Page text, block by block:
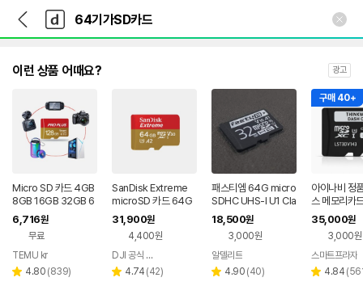
다
나
와
가
다
와
인
이런 상품 어때요? 광고
Micro SD 카드 4GB
8GB 16GB 32GB 6
4GB 128GB 256G
B U3 SDXC 스마트폰
SD 어댑터 미니 플래
시 드라이브, 부드러운
사용을 위한, 카메라 차
량
6,716원
무료
TEMU kr
별 4.80 리
(839)
SanDisk Extreme
microSD 카드 64G
B
31,900원
4,400원
DJI 공식 브랜드스토어
별 4.74 리
(42)
패스티엠 64G micro
SDHC UHS-I U1 Cla
ss10
18,500원
3,000원
알델리트
별 4.90 리
(40)
구매 40+
아이나비 정
스 메모리카
O SD
35,000원
3,000원
스마트프라자
별 4.84 리
(